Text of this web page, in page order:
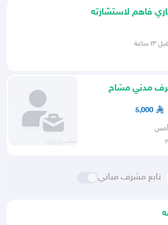
فاهم لاستشارته
قبل ٢٣ ساعة
مدني مسّاح
5,000
أمس
تابع مشرف مباني